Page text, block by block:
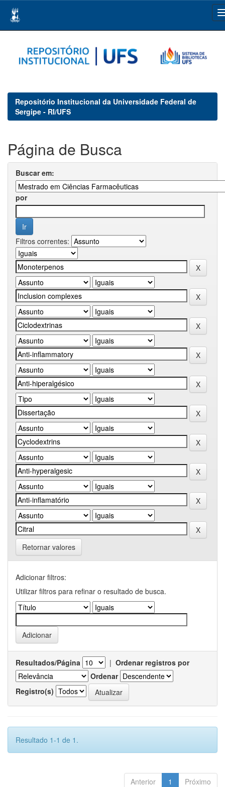
navigation
Repositório Institucional da Universidade Federal de
Sergipe - RI/UFS
Página de Busca
Buscar em:
por
Filtros correntes:
Retornar valores
Adicionar filtros:
Utilizar filtros para refinar o resultado de busca.
Resultados/Página | Ordenar registros por
Ordenar
Registro(s)
Resultado 1-1 de 1.
Anterior 1 Próximo